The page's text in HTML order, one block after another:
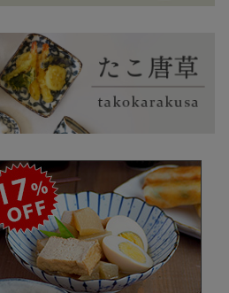
ラーで探す
器
ルな食器
素材で探す
- 磁器製
- 木製
- ガラス製
- 樹脂製